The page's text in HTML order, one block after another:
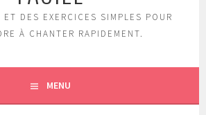
DES EXERCICES SIMPLES POUR
À CHANTER RAPIDEMENT.
MENU